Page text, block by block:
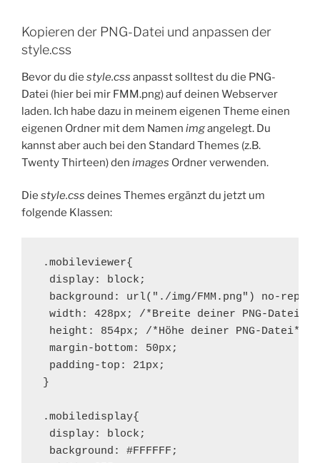
Kopieren der PNG-Datei und anpassen der
style.css
Bevor du die style.css anpasst solltest du die PNG-
Datei (hier bei mir FMM.png) auf deinen Webserver
laden. Ich habe dazu in meinem eigenen Theme einen
eigenen Ordner mit dem Namen imgangelegt. Du
kannst aber auch bei den Standard Themes (z.B.
Twenty Thirteen) den images Ordner verwenden.
Die style.css deines Themes ergänzt du jetzt um
folgende Klassen:
.mobileviewer{
display: block;
background: url("./img/FMM.png") no-
width: 428px; /*Breite deiner PNG-Datei*/
height: 854px; /*Höhe deiner PNG-Datei*/
margin-bottom: 50px;
padding-top: 21px;
}
.mobiledisplay{
display: block;
background: #FFFFFF;